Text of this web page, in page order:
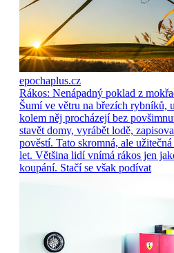
epochaplus.cz
Rákos: Nenápadný poklad z
Šumí ve větru na březích rybníků,
kolem něj procházejí bez
stavět domy, vyrábět lodě,
pověstí. Tato skromná, ale
let. Většina lidí vnímá rákos jen
koupání. Stačí se však podívat